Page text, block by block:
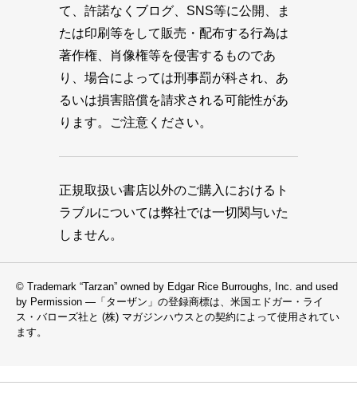
て、許諾なくブログ、SNS等に公開、ま
たは印刷等をして販売・配布する行為は
著作権、肖像権等を侵害するものであ
り、場合によっては刑事罰が科され、あ
るいは損害賠償を請求される可能性があ
ります。ご注意ください。
正規取扱い書店以外のご購入におけるト
ラブルについては弊社では一切関与いた
しません。
© Trademark “Tarzan” owned by Edgar Rice Burroughs, Inc. and used
by Permission —「ターザン」の登録商標は、米国エドガー・ライ
ス・バローズ社と (株) マガジンハウスとの契約によって使用されてい
ます。